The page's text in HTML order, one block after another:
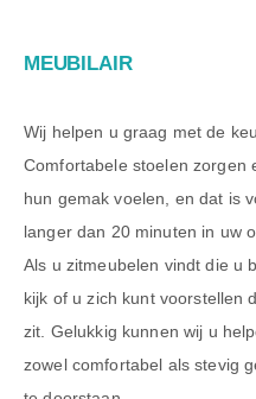
MEUBILAIR
Wij helpen u graag met de
Comfortabele stoelen zorgen
hun gemak voelen, en dat is
langer dan 20 minuten in uw
Als u zitmeubelen vindt die u
kijk of u zich kunt voorstellen
zit. Gelukkig kunnen wij u
zowel comfortabel als stevig